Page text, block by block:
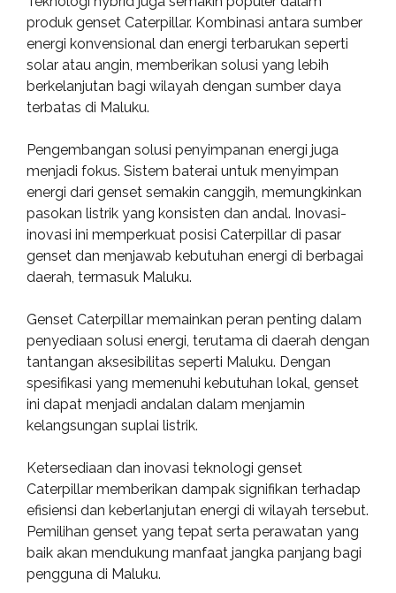
produk genset Caterpillar. Kombinasi antara sumber
energi konvensional dan energi terbarukan seperti
solar atau angin, memberikan solusi yang lebih
berkelanjutan bagi wilayah dengan sumber daya
terbatas di Maluku.
Pengembangan solusi penyimpanan energi juga
menjadi fokus. Sistem baterai untuk menyimpan
energi dari genset semakin canggih, memungkinkan
pasokan listrik yang konsisten dan andal. Inovasi-
inovasi ini memperkuat posisi Caterpillar di pasar
genset dan menjawab kebutuhan energi di berbagai
daerah, termasuk Maluku.
Genset Caterpillar memainkan peran penting dalam
penyediaan solusi energi, terutama di daerah dengan
tantangan aksesibilitas seperti Maluku. Dengan
spesifikasi yang memenuhi kebutuhan lokal, genset
ini dapat menjadi andalan dalam menjamin
kelangsungan suplai listrik.
Ketersediaan dan inovasi teknologi genset
Caterpillar memberikan dampak signifikan terhadap
efisiensi dan keberlanjutan energi di wilayah tersebut.
Pemilihan genset yang tepat serta perawatan yang
baik akan mendukung manfaat jangka panjang bagi
pengguna di Maluku.